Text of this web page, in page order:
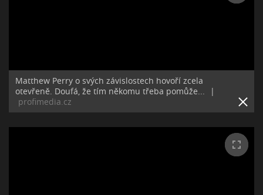
Matthew Perry o svých závislostech hovoří zcela
otevřeně. Doufá, že tím někomu třeba pomůže...
|
profimedia.cz